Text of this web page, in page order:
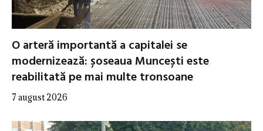
O arteră importantă a capitalei se
modernizează: șoseaua Muncești este
reabilitată pe mai multe tronsoane
7 august 2026